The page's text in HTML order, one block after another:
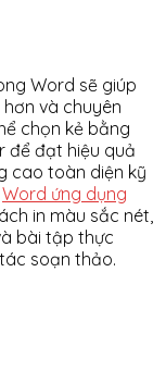
Word sẽ giúp
và chuyên
chọn kẻ bằng
để đạt hiệu quả
cao toàn diện kỹ
Word ứng dụng
in màu sắc nét,
bài tập thực
soạn thảo.